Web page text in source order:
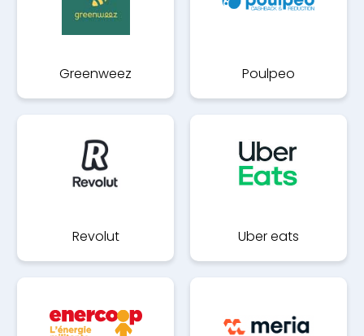
Greenweez Poulpeo
Revolut Uber eats